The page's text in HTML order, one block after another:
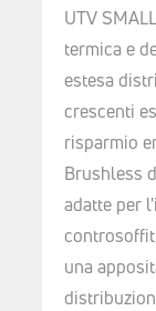
UTV
termica e
estesa
crescenti
risparmio
Brushless
adatte per
una